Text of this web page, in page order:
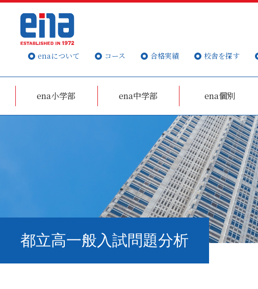
enaについて コース 合格実績 校舎を探す
ena小学部 ena中学部 ena個別
都立高一般入試問題分析